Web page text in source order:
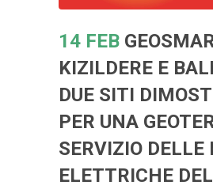
14 FEB
KIZILDERE E
DUE SITI
PER UNA
SERVIZIO DELLE
ELETTRICHE